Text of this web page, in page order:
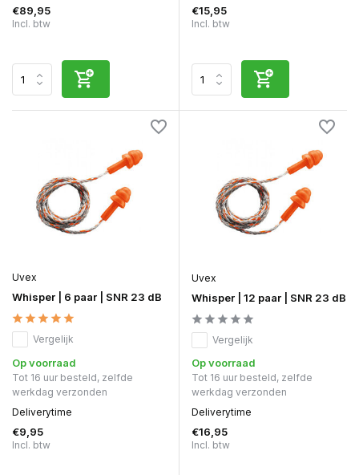
€89,95
Incl. btw
€15,95
Incl. btw
Uvex
Whisper | 6 paar | SNR 23 dB
Vergelijk
Op voorraad
Tot 16 uur besteld, zelfde
werkdag verzonden
Deliverytime
€9,95
Incl. btw
Uvex
Whisper | 12 paar | SNR 23 dB
Vergelijk
Op voorraad
Tot 16 uur besteld, zelfde
werkdag verzonden
Deliverytime
€16,95
Incl. btw